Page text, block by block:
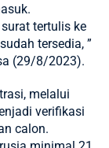
tertulis ke
tersedia, ”
(29/8/2023).
melalui
verifikasi
calon.